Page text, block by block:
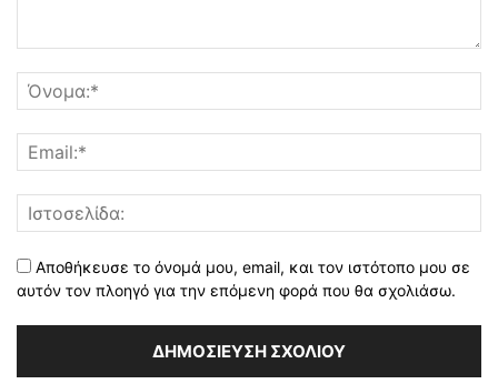
Αποθήκευσε το όνομά μου, email, και τον ιστότοπο μου σε
αυτόν τον πλοηγό για την επόμενη φορά που θα σχολιάσω.